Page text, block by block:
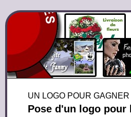
UN LOGO POUR
Pose d'un logo pour